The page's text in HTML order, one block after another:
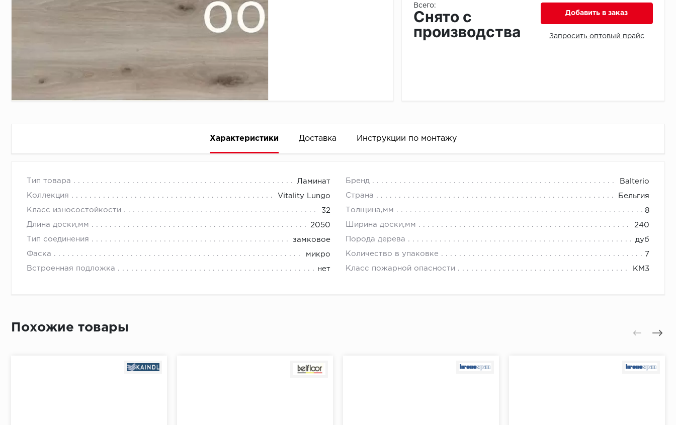
Всего:
Снято с
производства
Добавить в заказ
Запросить оптовый прайс
Характеристики Доставка Инструкции по монтажу
Тип товара Ламинат Бренд Balterio
Коллекция Vitality Lungo Страна Бельгия
Класс износостойкости 32 Толщина,мм 8
Длина доски,мм 2050 Ширина доски,мм 240
Тип соединения замковое Порода дерева дуб
Фаска микро Количество в упаковке 7
Встроенная подложка нет Класс пожарной опасности КМ3
Время доставки
Первый ряд:
Похожие товары